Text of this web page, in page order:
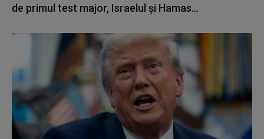
de primul test major, Israelul şi Hamas...